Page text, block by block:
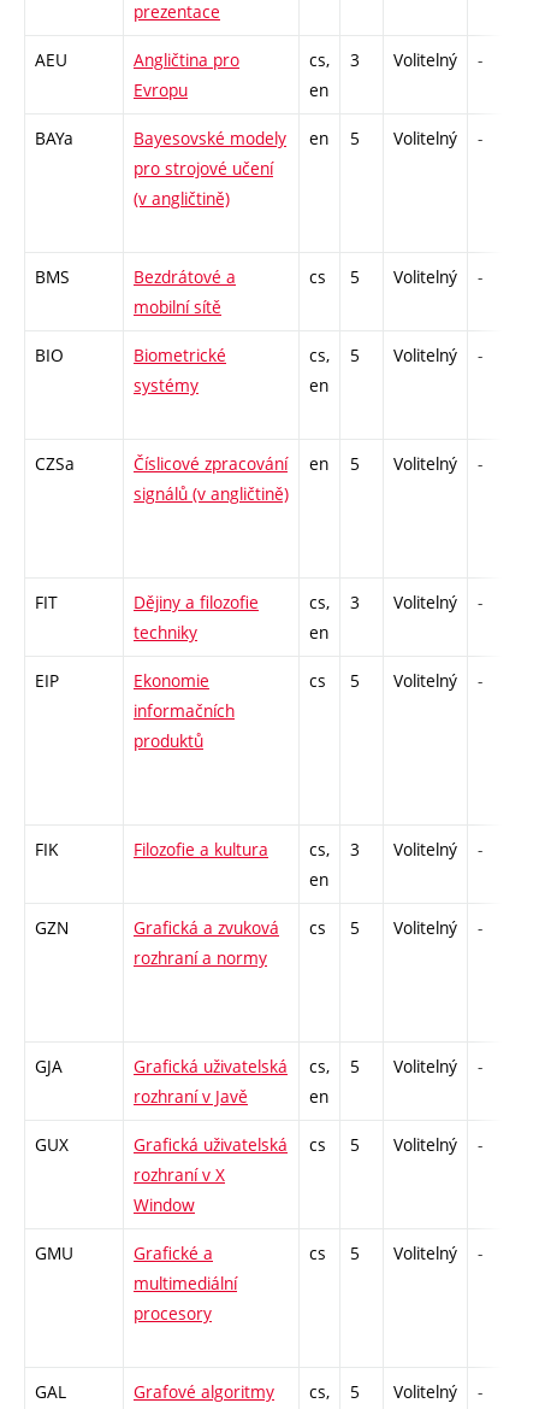
prezentace
AEU
Angličtina pro
Evropu
cs,
en
3 Volitelný -
BAYa
Bayesovské modely
pro strojové učení
(v angličtině)
en 5 Volitelný -
BMS
Bezdrátové a
mobilní sítě
cs 5 Volitelný -
BIO
Biometrické
systémy
cs,
en
5 Volitelný -
CZSa
Číslicové zpracování
signálů (v angličtině)
en 5 Volitelný -
FIT
Dějiny a filozofie
techniky
cs,
en
3 Volitelný -
EIP
Ekonomie
informačních
produktů
cs 5 Volitelný -
FIK Filozofie a kultura
cs,
en
3 Volitelný -
GZN
Grafická a zvuková
rozhraní a normy
cs 5 Volitelný -
GJA
Grafická uživatelská
rozhraní v Javě
cs,
en
5 Volitelný -
GUX
Grafická uživatelská
rozhraní v X
Window
cs 5 Volitelný -
GMU
Grafické a
multimediální
procesory
cs 5 Volitelný -
GAL Grafové algoritmy
cs,
5 Volitelný -